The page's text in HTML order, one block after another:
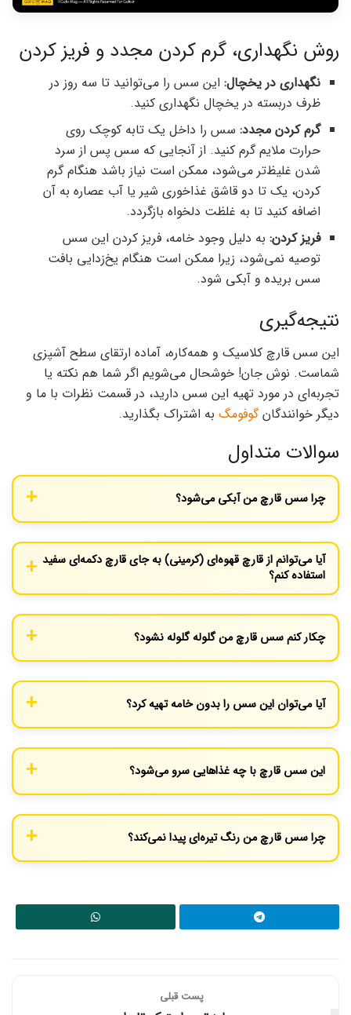
روش نگهداری، گرم کردن مجدد و فریز کردن
نگهداری در یخچال: این سس را می‌توانید تا سه روز در
ظرف دربسته در یخچال نگهداری کنید.
گرم کردن مجدد: سس را داخل یک تابه کوچک روی
حرارت ملایم گرم کنید. از آنجایی که سس پس از سرد
شدن غلیظ‌تر می‌شود، ممکن است نیاز باشد هنگام گرم
کردن، یک تا دو قاشق غذاخوری شیر یا آب عصاره به آن
اضافه کنید تا به غلظت دلخواه بازگردد.
فریز کردن: به دلیل وجود خامه، فریز کردن این سس
توصیه نمی‌شود، زیرا ممکن است هنگام یخ‌زدایی بافت
سس بریده و آبکی شود.
نتیجه‌گیری
این سس قارچ کلاسیک و همه‌کاره، آماده ارتقای سطح آشپزی
شماست. نوش جان! خوشحال می‌شویم اگر شما هم نکته یا
تجربه‌ای در مورد تهیه این سس دارید، در قسمت نظرات با ما و
دیگر خوانندگانگوفومگ به اشتراک بگذارید.
سوالات متداول
چرا سس قارچ من آبکی می‌شود؟
شود یا اینکه آرد را به اندازه کافی نپخته‌اید تا غلظت ایجاد کند.
آیا می‌توانم از قارچ قهوه‌ای (کرمینی) به جای قارچ دکمه‌ای سفید
استفاده کنم؟
قارچ‌های سفید دارند و انتخاب بهتری برای این سس هستند.
چکار کنم سس قارچ من گلوله گلوله نشود؟
همزمان به سرعت با همزن دستی (ویسک) هم بزنید تا آرد کاملاً در
مایع حل شود.
آیا می‌توان این سس را بدون خامه تهیه کرد؟
شیر جو دوسر) یا حذف کامل خامه و افزایش مقدار عصاره استفاده کنید،
اما سس بافت مخملی و رنگ روشن خود را از دست خواهد داد.
این سس قارچ با چه غذاهایی سرو می‌شود؟
سرخ شده، پاستا (مخصوصاً فتوچینی)، پوره سیب‌زمینی و حتی روی
برگر است.
چرا سس قارچ من رنگ تیره‌ای پیدا نمی‌کند؟
گوشت رنگی تیره‌تر از عصاره مرغ یا سبزیجات ایجاد می‌کند)
پست قبلی